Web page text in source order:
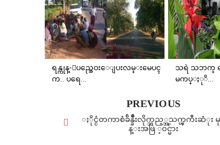
ရန္ကုန္-ျပည္အေဝးေျပးလမ္းမေပၚ
က.. ပရေ...
သရဲ သဘက္ မ
မကပ္ႏုိ...
PREVIOUS
ႏိုင္ငံတကာစံခ်ိန္ခ်ိဳးလိုက္သည့္အသက္ၾကီးဆံုး
န္းအဖြဲ ့၀င္မ်ား